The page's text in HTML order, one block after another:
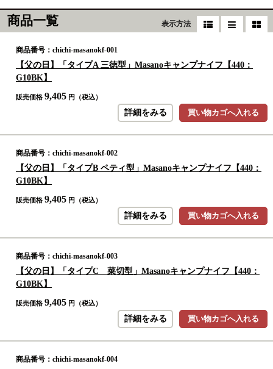
商品一覧 表示方法
商品番号：chichi-masanokf-001
【父の日】「タイプA 三徳型」Masanoキャンプナイフ【440：
G10BK】
販売価格 9,405 円（税込）
買い物カゴへ入れる
詳細をみる
商品番号：chichi-masanokf-002
【父の日】「タイプB ペティ型」Masanoキャンプナイフ【440：
G10BK】
販売価格 9,405 円（税込）
買い物カゴへ入れる
詳細をみる
商品番号：chichi-masanokf-003
【父の日】「タイプC 菜切型」Masanoキャンプナイフ【440：
G10BK】
販売価格 9,405 円（税込）
買い物カゴへ入れる
詳細をみる
商品番号：chichi-masanokf-004